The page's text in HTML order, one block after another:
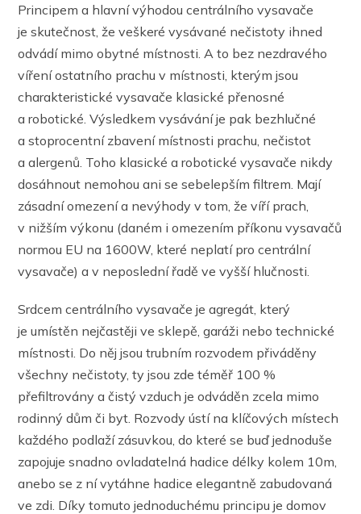
Principem a hlavní výhodou centrálního vysavače
je skutečnost, že veškeré vysávané nečistoty ihned
odvádí mimo obytné místnosti. A to bez nezdravého
víření ostatního prachu v místnosti, kterým jsou
charakteristické vysavače klasické přenosné
a robotické. Výsledkem vysávání je pak bezhlučné
a stoprocentní zbavení místnosti prachu, nečistot
a alergenů. Toho klasické a robotické vysavače nikdy
dosáhnout nemohou ani se sebelepším filtrem. Mají
zásadní omezení a nevýhody v tom, že víří prach,
v nižším výkonu (daném i omezením příkonu vysavačů
normou EU na 1600W, které neplatí pro centrální
vysavače) a v neposlední řadě ve vyšší hlučnosti.
Srdcem centrálního vysavače je agregát, který
je umístěn nejčastěji ve sklepě, garáži nebo technické
místnosti. Do něj jsou trubním rozvodem přiváděny
všechny nečistoty, ty jsou zde téměř 100 %
přefiltrovány a čistý vzduch je odváděn zcela mimo
rodinný dům či byt. Rozvody ústí na klíčových místech
každého podlaží zásuvkou, do které se buď jednoduše
zapojuje snadno ovladatelná hadice délky kolem 10m,
anebo se z ní vytáhne hadice elegantně zabudovaná
ve zdi. Díky tomuto jednoduchému principu je domov